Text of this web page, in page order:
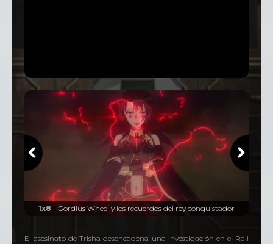
1x8 - Gordius Wheel y los recuerdos del rey conquistador
El asesinato de Trisha desencadena una investigación en el Rail